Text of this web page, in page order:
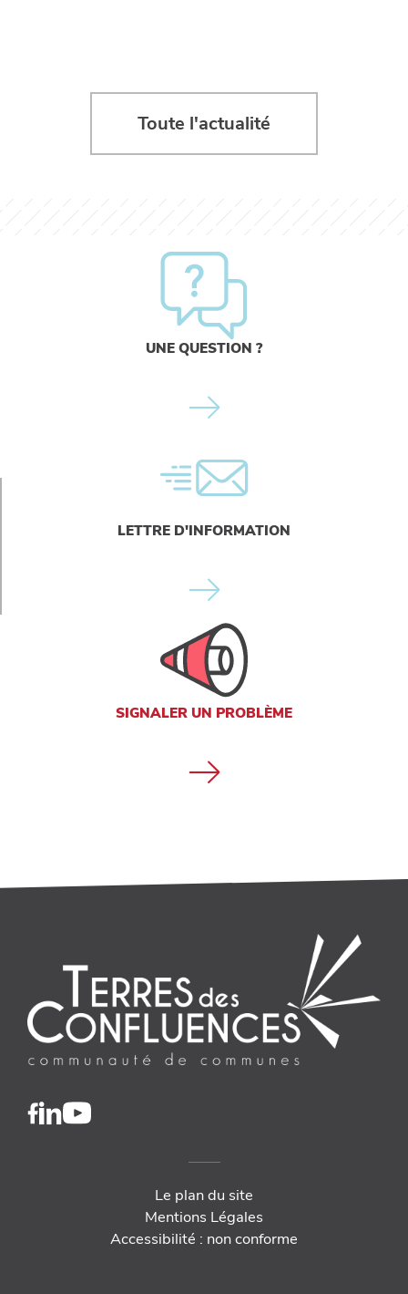
Toute l'actualité
UNE QUESTION ?
LETTRE D'INFORMATION
SIGNALER UN PROBLÈME
Le plan du site
Mentions Légales
Accessibilité : non conforme